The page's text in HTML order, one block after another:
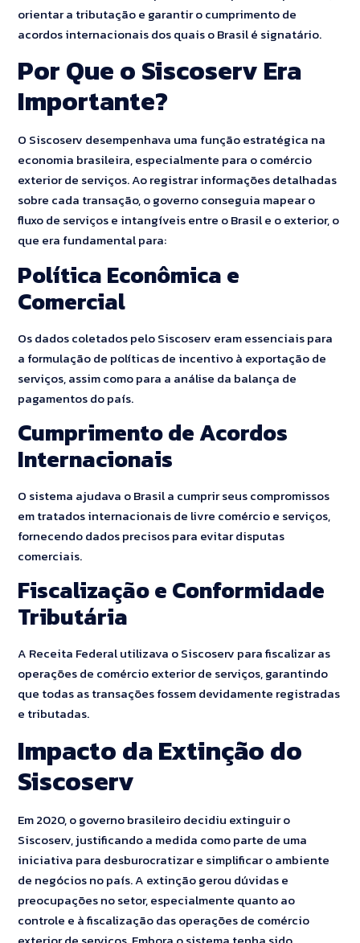
orientar a tributação e garantir o cumprimento de
acordos internacionais dos quais o Brasil é signatário.
Por Que o Siscoserv Era
Importante?
O Siscoserv desempenhava uma função estratégica na
economia brasileira, especialmente para o comércio
exterior de serviços. Ao registrar informações detalhadas
sobre cada transação, o governo conseguia mapear o
fluxo de serviços e intangíveis entre o Brasil e o exterior, o
que era fundamental para:
Política Econômica e
Comercial
Os dados coletados pelo Siscoserv eram essenciais para
a formulação de políticas de incentivo à exportação de
serviços, assim como para a análise da balança de
pagamentos do país.
Cumprimento de Acordos
Internacionais
O sistema ajudava o Brasil a cumprir seus compromissos
em tratados internacionais de livre comércio e serviços,
fornecendo dados precisos para evitar disputas
comerciais.
Fiscalização e Conformidade
Tributária
A Receita Federal utilizava o Siscoserv para fiscalizar as
operações de comércio exterior de serviços, garantindo
que todas as transações fossem devidamente registradas
e tributadas.
Impacto da Extinção do
Siscoserv
Em 2020, o governo brasileiro decidiu extinguir o
Siscoserv, justificando a medida como parte de uma
iniciativa para desburocratizar e simplificar o ambiente
de negócios no país. A extinção gerou dúvidas e
preocupações no setor, especialmente quanto ao
controle e à fiscalização das operações de comércio